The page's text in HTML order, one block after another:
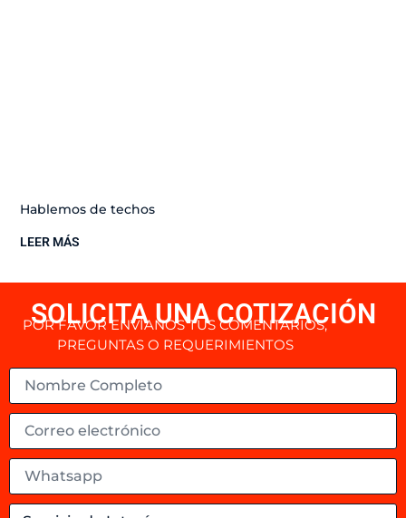
Hablemos de techos
LEER MÁS
SOLICITA UNA COTIZACIÓN
POR FAVOR ENVÍANOS TUS COMENTARIOS,
PREGUNTAS O REQUERIMIENTOS